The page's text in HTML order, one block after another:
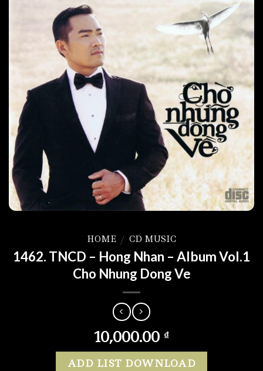
HOME / CD MUSIC
1462. TNCD – Hong Nhan – Album Vol.1
Cho Nhung Dong Ve
10,000.00 ₫
ADD LIST DOWNLOAD